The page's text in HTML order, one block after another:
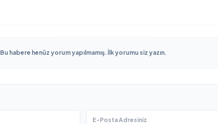
Bu habere henüz yorum yapılmamış. İlk yorumu siz yazın.